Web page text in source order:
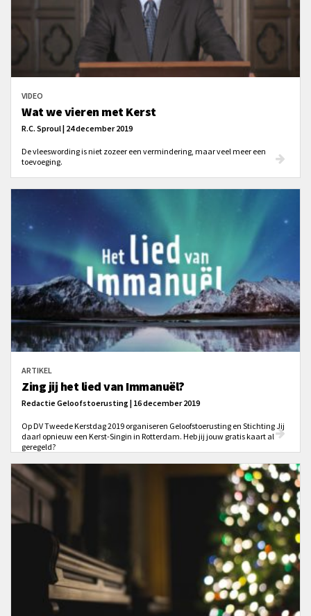
VIDEO
Wat we vieren met Kerst
R.C. Sproul | 24 december 2019
De vleeswording is niet zozeer een vermindering, maar veel meer een
toevoeging.
ARTIKEL
Zing jij het lied van Immanuël?
Redactie Geloofstoerusting | 16 december 2019
Op DV Tweede Kerstdag 2019 organiseren Geloofstoerusting en Stichting Jij
daar! opnieuw een Kerst-Singin in Rotterdam. Heb jij jouw gratis kaart al
geregeld?